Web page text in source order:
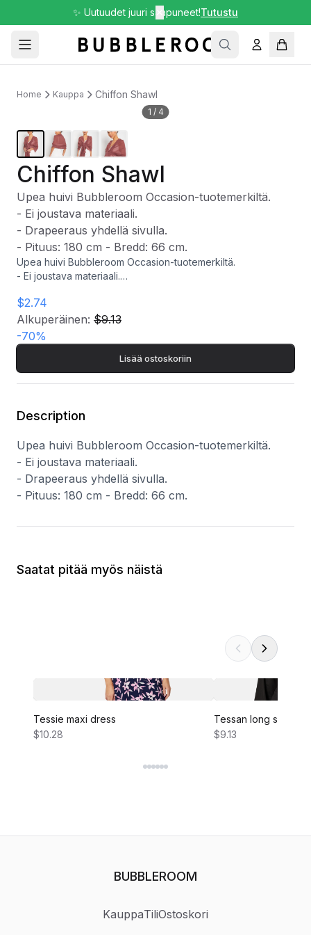
✨ Uutuudet juuri saapuneet!Tutustu
Home Kauppa Chiffon Shawl
1 / 4
Chiffon Shawl
Upea huivi Bubbleroom Occasion-tuotemerkiltä.
- Ei joustava materiaali.
- Drapeeraus yhdellä sivulla.
- Pituus: 180 cm - Bredd: 66 cm.
Upea huivi Bubbleroom Occasion-tuotemerkiltä.
- Ei joustava materiaali.
- Pituus: 180 cm - Bredd: 66 cm.
$2.74
Alkuperäinen: $9.13
-70%
Lisää ostoskoriin
Description
Upea huivi Bubbleroom Occasion-tuotemerkiltä.
- Ei joustava materiaali.
- Drapeeraus yhdellä sivulla.
- Pituus: 180 cm - Bredd: 66 cm.
Saatat pitää myös näistä
Tessie maxi dress
$10.28
Tessan long sleeve
$9.13
BUBBLEROOM
KauppaTiliOstoskori